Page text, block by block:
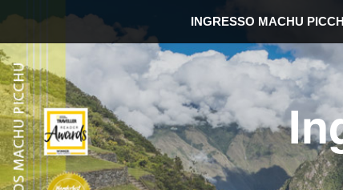
INGRESSO MACHU